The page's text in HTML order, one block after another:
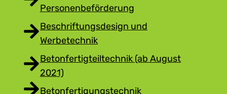
Personenbeförderung
Beschriftungsdesign und
Werbetechnik
Betonfertigteiltechnik (ab August
2021)
Betonfertigungstechnik